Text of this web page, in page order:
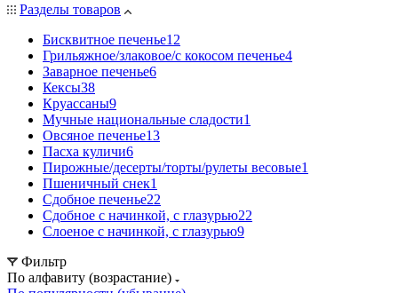
Разделы товаров
Бисквитное печенье12
Грильяжное/злаковое/с кокосом печенье4
Заварное печенье6
Кексы38
Круассаны9
Мучные национальные сладости1
Овсяное печенье13
Пасха куличи6
Пирожные/десерты/торты/рулеты весовые1
Пшеничный снек1
Сдобное печенье22
Сдобное с начинкой, с глазурью22
Слоеное с начинкой, с глазурью9
Фильтр
По алфавиту (возрастание)